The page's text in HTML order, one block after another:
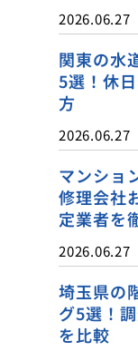
2026.06.27
関東の水
5選！休
方
2026.06.27
マンショ
修理会社
定業者を
2026.06.27
埼玉県の
グ5選！
を比較